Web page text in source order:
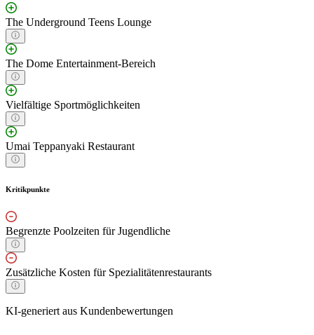
The Underground Teens Lounge
The Dome Entertainment-Bereich
Vielfältige Sportmöglichkeiten
Umai Teppanyaki Restaurant
Kritikpunkte
Begrenzte Poolzeiten für Jugendliche
Zusätzliche Kosten für Spezialitätenrestaurants
KI-generiert aus Kundenbewertungen